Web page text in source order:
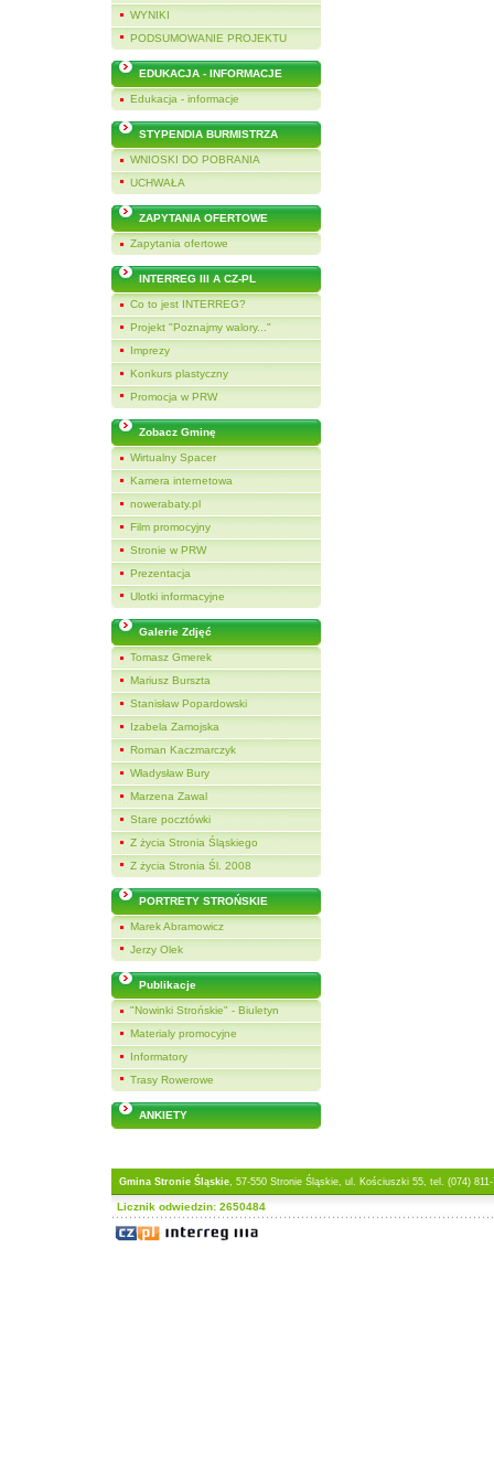
WYNIKI
PODSUMOWANIE PROJEKTU
EDUKACJA - INFORMACJE
Edukacja - informacje
STYPENDIA BURMISTRZA
WNIOSKI DO POBRANIA
UCHWAŁA
ZAPYTANIA OFERTOWE
Zapytania ofertowe
INTERREG III A CZ-PL
Co to jest INTERREG?
Projekt "Poznajmy walory..."
Imprezy
Konkurs plastyczny
Promocja w PRW
Zobacz Gminę
Wirtualny Spacer
Kamera internetowa
nowerabaty.pl
Film promocyjny
Stronie w PRW
Prezentacja
Ulotki informacyjne
Galerie Zdjęć
Tomasz Gmerek
Mariusz Burszta
Stanisław Popardowski
Izabela Zamojska
Roman Kaczmarczyk
Władysław Bury
Marzena Zawal
Stare pocztówki
Z życia Stronia Śląskiego
Z życia Stronia Śl. 2008
PORTRETY STROŃSKIE
Marek Abramowicz
Jerzy Olek
Publikacje
"Nowinki Strońskie" - Biuletyn
Materialy promocyjne
Informatory
Trasy Rowerowe
ANKIETY
Gmina Stronie Śląskie, 57-550 Stronie Śląskie, ul. Kościuszki 55, tel. (074)
Licznik odwiedzin: 2650484